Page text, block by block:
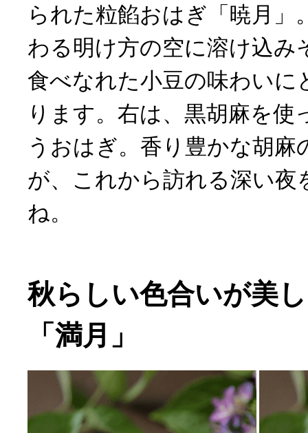
られた粒餡おはぎ「暁月」
わる明け方の空に溶け込み
食べなれた小豆の味わいに
ります。右は、黒胡麻を使
うおはぎ。香り豊かな胡麻
が、これから訪れる深い夜
ね。
秋らしい色合いが美
「満月」